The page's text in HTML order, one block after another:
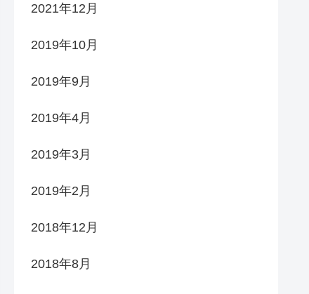
2021年12月
2019年10月
2019年9月
2019年4月
2019年3月
2019年2月
2018年12月
2018年8月